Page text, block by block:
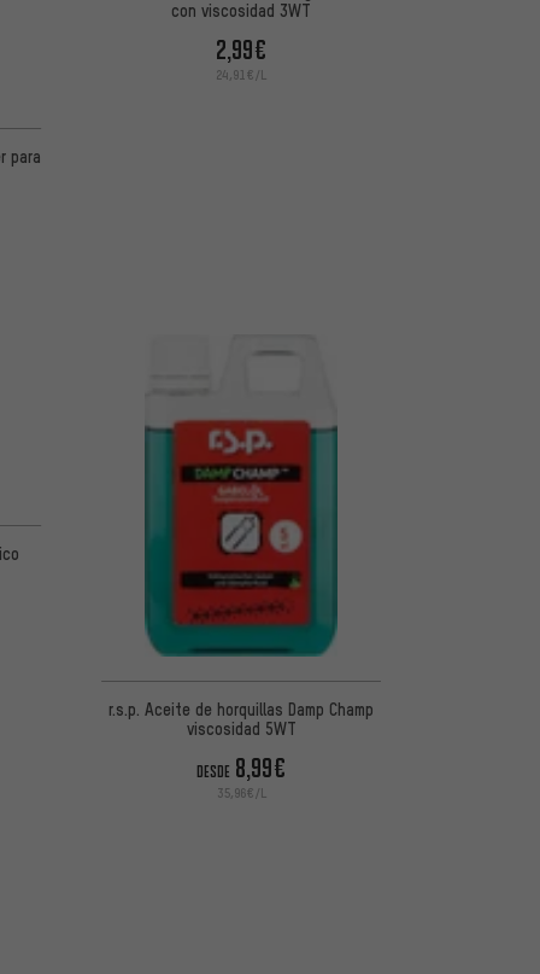
5 basada en 6 reseñas
para
con viscosidad 3WT
2,99€
24,91€/L
r.s.p. Aceite de horquillas Damp Champ
viscosidad 5WT
DESDE 8,99€
35,96€/L